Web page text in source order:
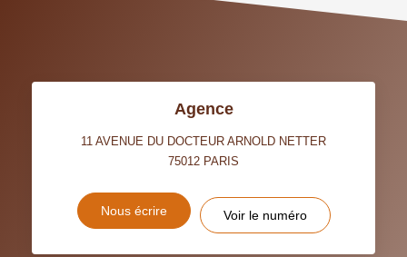
Agence
11 AVENUE DU DOCTEUR ARNOLD NETTER
75012 PARIS
Nous écrire Voir le numéro